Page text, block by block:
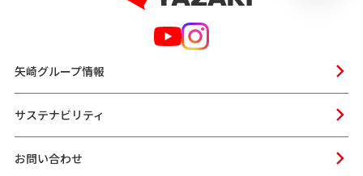
矢崎グループ情報
サステナビリティ
お問い合わせ